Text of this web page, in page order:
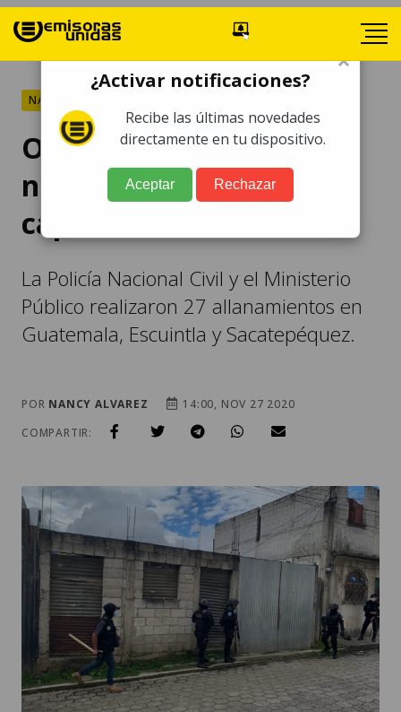
NACIONALES
Operativo contra el
narcomenudeo deja 11
capturados
La Policía Nacional Civil y el Ministerio
Público realizaron 27 allanamientos en
Guatemala, Escuintla y Sacatepéquez.
POR NANCY ALVAREZ
14:00, NOV 27 2020
COMPARTIR:
×
¿Activar notificaciones?
Recibe las últimas novedades
directamente en tu dispositivo.
Aceptar Rechazar